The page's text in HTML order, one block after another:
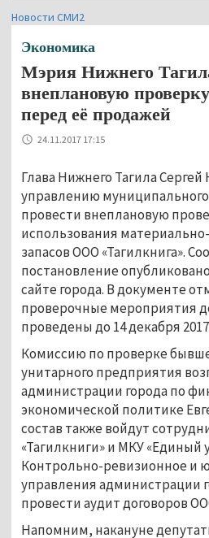
Новости СМИ2
Экономика
Мэрия Нижнего
внеплановую
перед её продажей
24.11.2017 17:15
Глава Нижнего Тагила
управлению
провести внеплановую
использования
запасов ООО «Тагилкнига».
постановление
сайте города. В документе
проверочные мероприятия
проведены до 14 декабря 2017
Комиссию по проверке
унитарного предприятия
администрации города по
экономической политике
состав также войдут
«Тагилкниги» и МКУ «Единый
Контрольно-ревизионное и
управления администрации
провести аудит договоров
Напомним, накануне